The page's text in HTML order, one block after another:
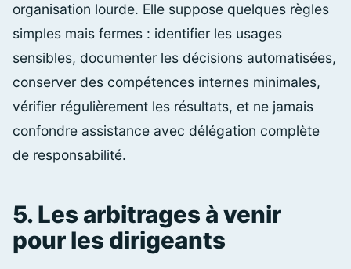
organisation lourde. Elle suppose quelques règles
simples mais fermes : identifier les usages
sensibles, documenter les décisions automatisées,
conserver des compétences internes minimales,
vérifier régulièrement les résultats, et ne jamais
confondre assistance avec délégation complète
de responsabilité.
5. Les arbitrages à venir
pour les dirigeants